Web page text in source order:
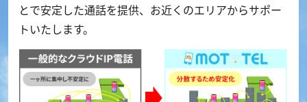
とで安定した通話を提供、お近くのエリアからサポー
トいたします。